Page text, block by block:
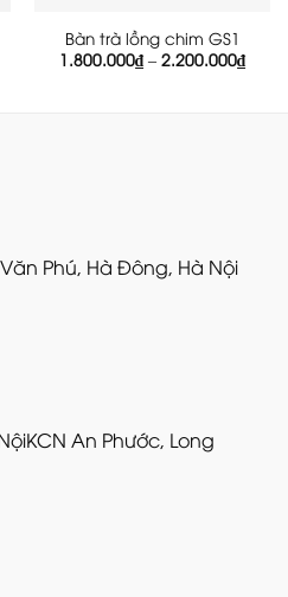
Bàn trà lồng chim GS1
1.800.000₫ – 2.200.000₫
giá:
Phú, Hà Đông, Hà Nội
KCN An Phước, Long